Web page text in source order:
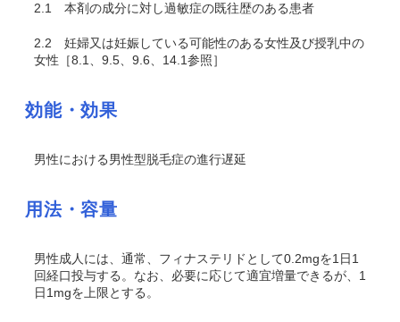
2.1 本剤の成分に対し過敏症の既往歴のある患者
2.2 妊婦又は妊娠している可能性のある女性及び授乳中の
女性［8.1、9.5、9.6、14.1参照］
効能・効果
男性における男性型脱毛症の進行遅延
用法・容量
男性成人には、通常、フィナステリドとして0.2mgを1日1
回経口投与する。なお、必要に応じて適宜増量できるが、1
日1mgを上限とする。